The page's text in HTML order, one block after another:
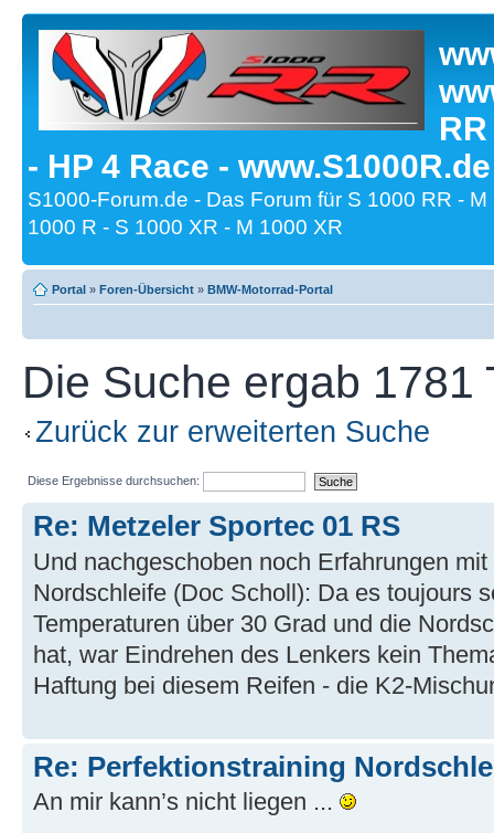
- HP 4 Race -
S1000-Forum.de - Das Forum für S 1000 RR -
1000 R - S 1000 XR - M 1000 XR
Portal » Foren-Übersicht » BMW-Motorrad-Portal
Die Suche ergab 1781
Zurück zur erweiterten Suche
Diese Ergebnisse durchsuchen:
Re: Metzeler Sportec 01 RS
Und nachgeschoben noch Erfahrungen
Nordschleife (Doc Scholl): Da es toujours
Temperaturen über 30 Grad und die
hat, war Eindrehen des Lenkers kein
Haftung bei diesem Reifen - die K2-
Re: Perfektionstraining
An mir kann’s nicht liegen ...